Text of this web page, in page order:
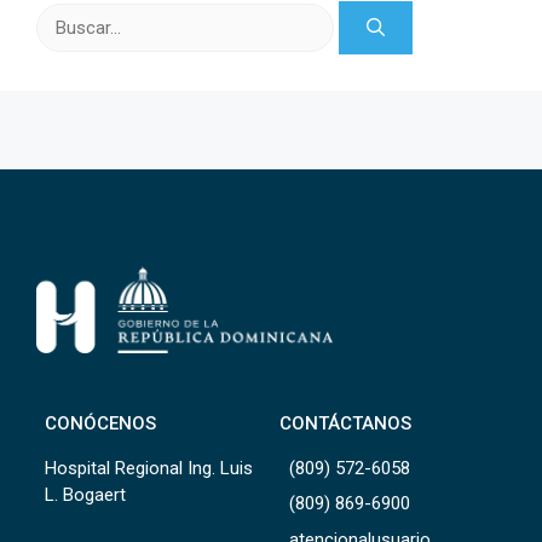
CONÓCENOS
Hospital Regional Ing. Luis
L. Bogaert
CONTÁCTANOS
(809) 572-6058
(809) 869-6900